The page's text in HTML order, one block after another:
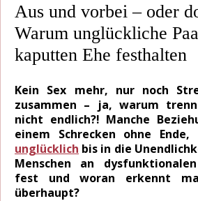
Aus und vorbei – oder
Warum unglückliche
kaputten Ehe festhalten
Kein Sex mehr, nur noch
zusammen – ja, warum
nicht endlich?! Manche
einem Schrecken ohne Ende,
unglücklich bis in die
Menschen an
fest und woran erkennt
überhaupt?